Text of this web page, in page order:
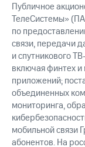
Публичное
ТелеСистемы»
по
связи, передачи
и спутникового
включая финтех
приложений;
объединенных
мониторинга,
мобильной связи
абонентов. На